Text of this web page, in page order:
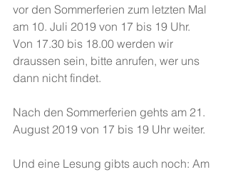
vor den Sommerferien zum letzten Mal
am 10. Juli 2019 von 17 bis 19 Uhr.
Von 17.30 bis 18.00 werden wir
draussen sein, bitte anrufen, wer uns
dann nicht findet.
Nach den Sommerferien gehts am 21.
August 2019 von 17 bis 19 Uhr weiter.
Und eine Lesung gibts auch noch: Am